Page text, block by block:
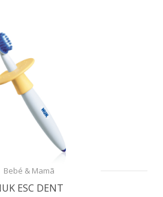
Bebé & Mamã
ESC DENT